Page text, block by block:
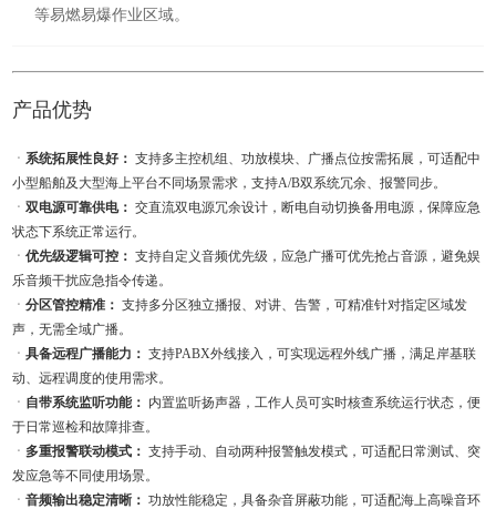
等易燃易爆作业区域。
产品优势
ㆍ系统拓展性良好： 支持多主控机组、功放模块、广播点位按需拓展，可适配中
小型船舶及大型海上平台不同场景需求，支持A/B双系统冗余、报警同步。
ㆍ双电源可靠供电： 交直流双电源冗余设计，断电自动切换备用电源，保障应急
状态下系统正常运行。
ㆍ优先级逻辑可控： 支持自定义音频优先级，应急广播可优先抢占音源，避免娱
乐音频干扰应急指令传递。
ㆍ分区管控精准： 支持多分区独立播报、对讲、告警，可精准针对指定区域发
声，无需全域广播。
ㆍ具备远程广播能力： 支持PABX外线接入，可实现远程外线广播，满足岸基联
动、远程调度的使用需求。
ㆍ 自带系统监听功能： 内置监听扬声器，工作人员可实时核查系统运行状态，便
于日常巡检和故障排查。
ㆍ多重报警联动模式： 支持手动、自动两种报警触发模式，可适配日常测试、突
发应急等不同使用场景。
ㆍ音频输出稳定清晰： 功放性能稳定，具备杂音屏蔽功能，可适配海上高噪音环